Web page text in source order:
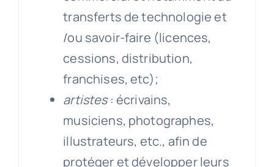
transferts de technologie et
/ou savoir-faire (licences,
cessions, distribution,
franchises, etc);
artistes: écrivains,
musiciens, photographes,
illustrateurs, etc., afin de
protéger et développer leurs